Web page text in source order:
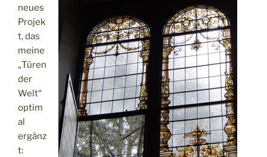
neues
Projek
t, das
meine
„Türen
der
Welt“
optim
al
ergänz
t: